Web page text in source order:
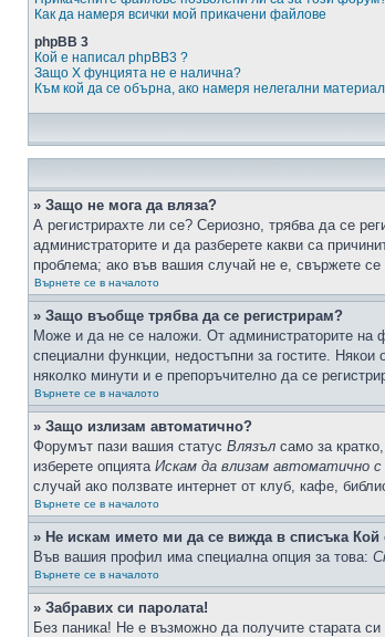
Как да намеря всички мой прикачени файлове
phpBB 3
Кой е написал phpBB3 ?
Защо X фунцията не е налична?
Към кой да се обърна, ако намеря нелегални
» Защо не мога да вляза?
А регистрирахте ли се? Сериозно, трябва да се
администраторите и да разберете какви са
проблема; ако във вашия случай не е, свържете
Върнете се в началото
» Защо въобще трябва да се регистрирам?
Може и да не се наложи. От администраторите на
специални функции, недостъпни за гостите.
няколко минути и е препоръчително да се
Върнете се в началото
» Защо излизам автоматично?
Форумът пази вашия статус Влязъл само за
изберете опцията Искам да влизам автоматично с
случай ако ползвате интернет от клуб, кафе,
Върнете се в началото
» Не искам името ми да се вижда в списъка Кой
Във вашия профил има специална опция за това:
Върнете се в началото
» Забравих си паролата!
Без паника! Не е възможно да получите старата